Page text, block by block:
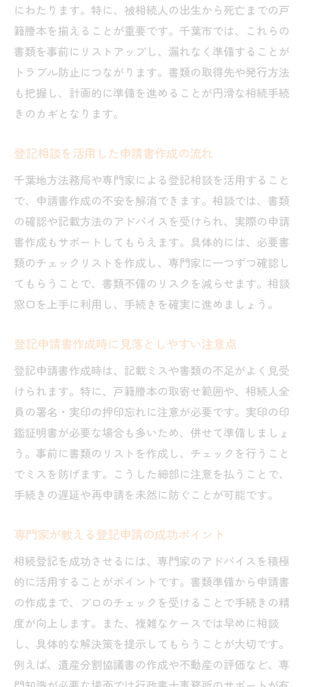
にわたります。特に、被相続人の出生から死亡までの戸
籍謄本を揃えることが重要です。千葉市では、これらの
書類を事前にリストアップし、漏れなく準備することが
トラブル防止につながります。書類の取得先や発行方法
も把握し、計画的に準備を進めることが円滑な相続手続
きのカギとなります。
登記相談を活用した申請書作成の流れ
千葉地方法務局や専門家による登記相談を活用すること
で、申請書作成の不安を解消できます。相談では、書類
の確認や記載方法のアドバイスを受けられ、実際の申請
書作成もサポートしてもらえます。具体的には、必要書
類のチェックリストを作成し、専門家に一つずつ確認し
てもらうことで、書類不備のリスクを減らせます。相談
窓口を上手に利用し、手続きを確実に進めましょう。
登記申請書作成時に見落としやすい注意点
登記申請書作成時は、記載ミスや書類の不足がよく見受
けられます。特に、戸籍謄本の取寄せ範囲や、相続人全
員の署名・実印の押印忘れに注意が必要です。実印の印
鑑証明書が必要な場合も多いため、併せて準備しましょ
う。事前に書類のリストを作成し、チェックを行うこと
でミスを防げます。こうした細部に注意を払うことで、
手続きの遅延や再申請を未然に防ぐことが可能です。
専門家が教える登記申請の成功ポイント
相続登記を成功させるには、専門家のアドバイスを積極
的に活用することがポイントです。書類準備から申請書
の作成まで、プロのチェックを受けることで手続きの精
度が向上します。また、複雑なケースでは早めに相談
し、具体的な解決策を提示してもらうことが大切です。
例えば、遺産分割協議書の作成や不動産の評価など、専